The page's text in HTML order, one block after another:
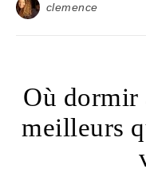
clemence
Où dormir
meilleurs